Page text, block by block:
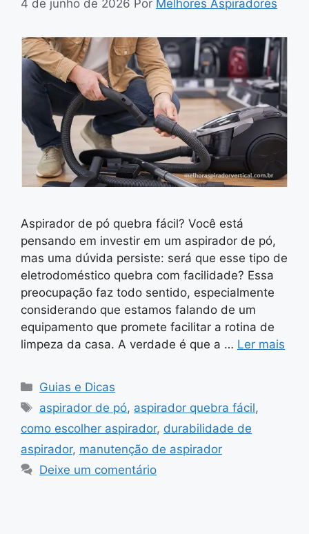
4 de junho de 2026 Por Melhores Aspiradores
Aspirador de pó quebra fácil? Você está
pensando em investir em um aspirador de pó,
mas uma dúvida persiste: será que esse tipo de
eletrodoméstico quebra com facilidade? Essa
preocupação faz todo sentido, especialmente
considerando que estamos falando de um
equipamento que promete facilitar a rotina de
limpeza da casa. A verdade é que a … Ler mais
Categorias
Guias e Dicas
Tags
aspirador de pó, aspirador quebra fácil,
como escolher aspirador, durabilidade de
aspirador, manutenção de aspirador
Deixe um comentário